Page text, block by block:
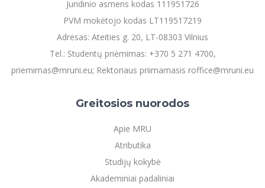
Juridinio asmens kodas 111951726
PVM mokėtojo kodas LT119517219
Adresas: Ateities g. 20, LT-08303 Vilnius
Tel.: Studentų priėmimas: +370 5 271 4700,
priemimas@mruni.eu; Rektoriaus priimamasis roffice@mruni.eu
Greitosios nuorodos
Apie MRU
Atributika
Studijų kokybė
Akademiniai padaliniai